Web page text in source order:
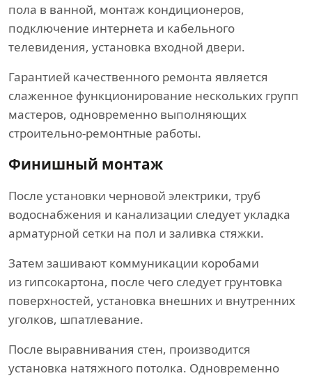
пола в ванной, монтаж кондиционеров,
подключение интернета и кабельного
телевидения, установка входной двери.
Гарантией качественного ремонта является
слаженное функционирование нескольких групп
мастеров, одновременно выполняющих
строительно-ремонтные работы.
Финишный монтаж
После установки черновой электрики, труб
водоснабжения и канализации следует укладка
арматурной сетки на пол и заливка стяжки.
Затем зашивают коммуникации коробами
из гипсокартона, после чего следует грунтовка
поверхностей, установка внешних и внутренних
уголков, шпатлевание.
После выравнивания стен, производится
установка натяжного потолка. Одновременно